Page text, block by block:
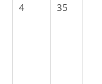
4
35